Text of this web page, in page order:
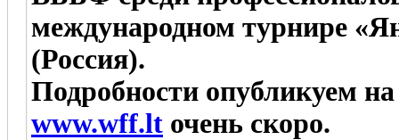
международном турнире
(Россия).
Подробности опубликуем
www.wff.lt очень скоро.